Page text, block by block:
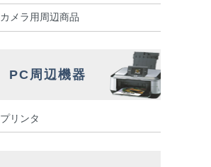
カメラ用周辺商品
PC周辺機器
プリンタ